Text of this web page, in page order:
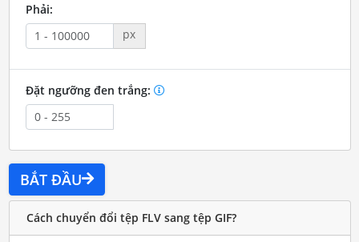
Phải:
px
Đặt ngưỡng đen trắng:
BẮT ĐẦU
Cách chuyển đổi tệp FLV sang tệp GIF?